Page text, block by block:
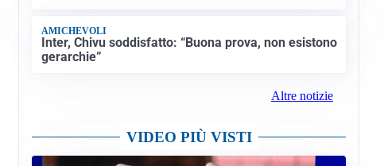
AMICHEVOLI
Inter, Chivu soddisfatto: “Buona prova, non esistono
gerarchie”
Altre notizie
VIDEO PIÙ VISTI